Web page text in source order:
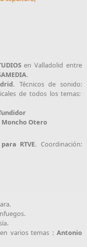
en Valladolid entre
.
Técnicos de sonido:
de todos los temas:
Moncho Otero
RTVE. Coordinación:
varios temas : Antonio